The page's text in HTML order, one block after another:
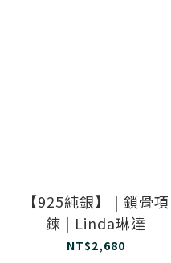
【925純銀】 | 鎖骨項
鍊 | Linda琳達
NT$2,680